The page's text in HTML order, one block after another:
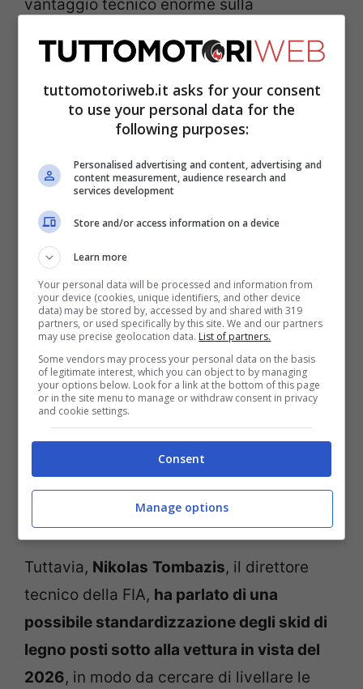
vantaggio tecnico enorme sulla
stata superiore non in un solo aspetto, ma
è perfetta in ogni cosa, il che rende molto
difficile cercare anche un modo per
rallentarla dal punto di vista
regolamentare. Negli anni Novanta, tanto
per fare un esempio, alla
furono vietate le sospensioni attive dopo il
biennio 1992-1993, ed infatti le cose
cambiarono, ma una cosa di questo tipo, al
giorno d’oggi, non è applicabile.
Tuttavia, Nikolas Tombazis, il direttore
tecnico della FIA, ha parlato di una
possibile standardizzazione degli skid di
legno posti sotto alla vettura in vista del
2026, in modo da cercare di livellare le
tuttomotoriweb.it asks for your consent
to use your personal data for the
following purposes:
Personalised advertising and content, advertising and
content measurement, audience research and
services development
Store and/or access information on a device
Learn more
Your personal data will be processed and information from
your device (cookies, unique identifiers, and other device
data) may be stored by, accessed by and shared with 319
partners, or used specifically by this site. We and our partners
may use precise geolocation data. List of partners.
Some vendors may process your personal data on the basis
of legitimate interest, which you can object to by managing
your options below. Look for a link at the bottom of this page
or in the site menu to manage or withdraw consent in privacy
and cookie settings.
Consent
Manage options